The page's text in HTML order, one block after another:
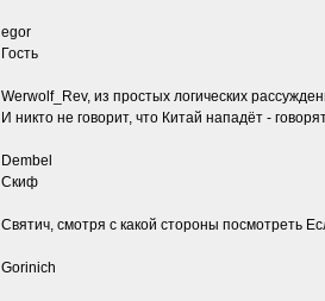
egor
Гость
Werwolf_Rev, из простых логических
И никто не говорит, что Китай нападёт -
Dembel
Скиф
Святич, смотря с какой стороны посмотреть
Gorinich